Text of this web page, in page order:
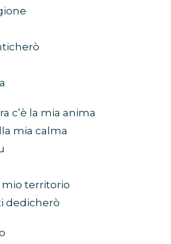
c’è la mia anima
mia calma
territorio
dedicherò